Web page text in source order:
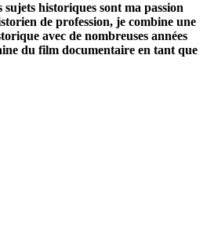
historiques sont ma passion
de profession, je combine une
avec de nombreuses années
du film documentaire en tant que